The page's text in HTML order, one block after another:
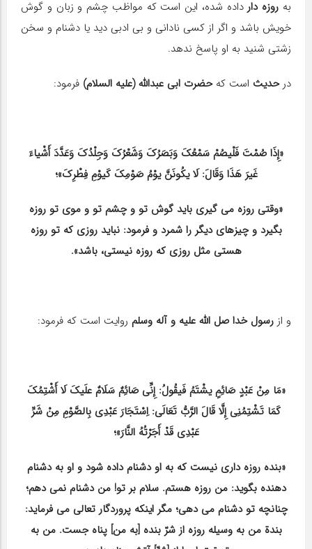
به روزه دارداده شده، این است كه مواظب چشم و زبان و گوش
خویش باشد و اگر از كسی نادانی و بی ادبی دید یا دشنام و سخن
زشتی شنید به او پاسخ ندهد.
درحدیث است كهحضرت ابی عبدالله (علیه السلام) فرمود:
«إِذَا صُمْتَ فَلْیصُمْ سَمْعُكَ وَبَصَرُكَ وَشَعْرُكَ وَجِلْدُكَ وَعَدَّدَ أَشْیاءَ
غَیرَ هَذَا وَقَالَ: لَا یكُونَنَّ یوْمُ صَوْمِكَ كَیوْمِ فِطْرِكَ»؛
«وقتی روزه می گیری باید گوش تو و چشم تو و موی تو روزه
بگیرد و چیزهای دیگر را شمرد و فرمود: نباید روزی که تو روزه
هستی مثل روزی كه روزه نیستی، باشد».
و از رسول خدا صل الله علیه و آله وسلم روایت است كه فرمود:
«مَا مِنْ عَبْدٍ صَائِمٍ یشْتَمُ فَیقُولُ: إِنِّی صَائِمٌ سَلَامٌ علَیكَ لَا أَشْتِمُكَ
كَمَا تَشْتِمُنِی إِلَّا قَالَ الرَّبُّ تَعَالَی: اِسْتَجَارَ عَبْدِی بِالصَّوْمِ مِنْ شَرِّ
عَبْدِی قَدْ أَجَرْتُهُ النَّارَ»؛
«بنده روزه داری نیست كه به او دشنام داده شود و او به دشنام
دهنده بگوید: من روزه هستم. سلام بر تو! من دشنام نمی دهم؛
چنانچه تو دشنام می دهی؛ مگر اینكه پروردگار تعالی می فرماید:
بندة من به وسیله روزه از شرّ بنده [به من] پناه جست. من به